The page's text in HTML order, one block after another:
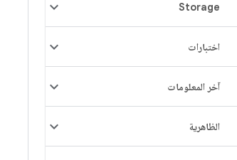
Storage
اختبارات
آخر المعلومات
الظاهرية